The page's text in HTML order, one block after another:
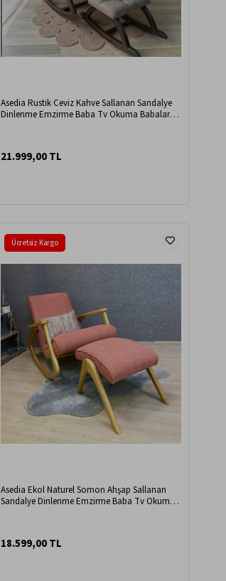
Asedia Rustik Ceviz Kahve Sallanan Sandalye
Dinlenme Emzirme Baba Tv Okuma Babalar
21.999,00 TL
Asedia Ekol Naturel Somon Ahşap Sallanan
Sandalye Dinlenme Emzirme Baba Tv Okuma
18.599,00 TL
Ücretsiz Kargo